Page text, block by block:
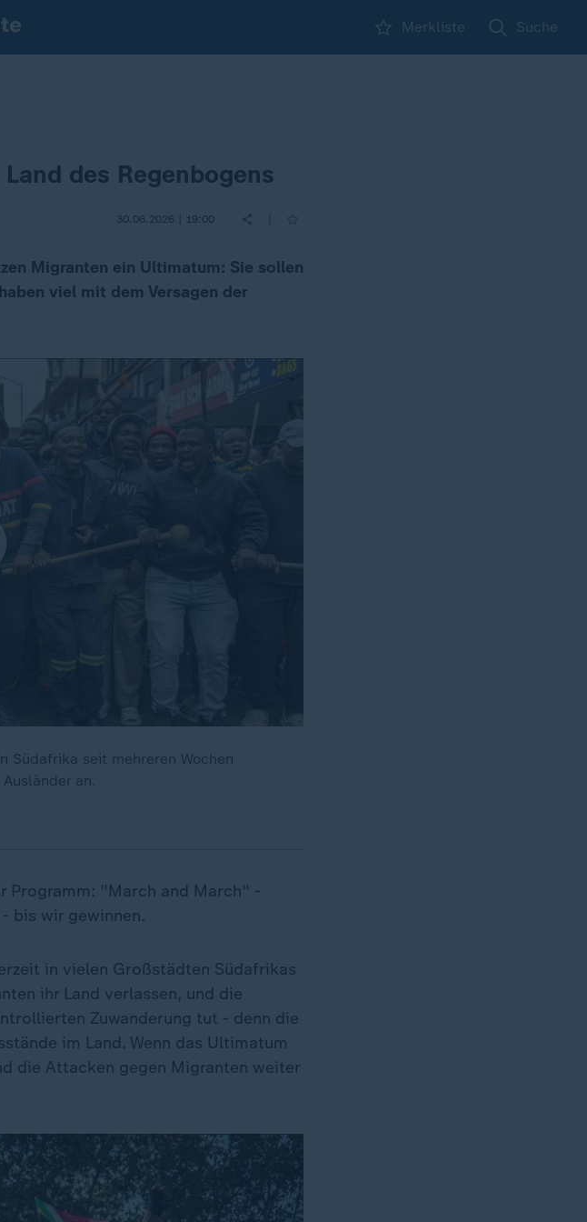
Merkliste Suche
des Regenbogens
30.06.2026 | 19:00
Migranten ein Ultimatum: Sie sollen
viel mit dem Versagen der
Südafrika seit mehreren Wochen
an.
Programm: "March and March" -
bis wir gewinnen.
in vielen Großstädten Südafrikas
ihr Land verlassen, und die
Zuwanderung tut - denn die
im Land. Wenn das Ultimatum
die Attacken gegen Migranten weiter